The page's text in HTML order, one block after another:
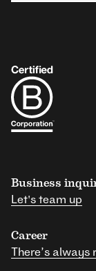
Business
Let's team up
Career
There’s always